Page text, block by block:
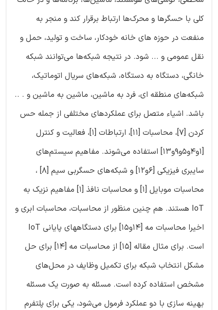
کلی با حسگرها و محرک‌ها ارتباط برقرار کند و منجر به
منفعت در حوزه های خانه خودکار، ساخت و تولید، حمل و
نقل عمومی‌ و ... شود. در نتیجه شبکه‌ها می‌توانند شبکه
خانگی، دستگاه به دستگاه، شبکه‌های سریال اتوماتیک،
شبکه‌های منطقه ای، فرد به ماشین، ماشین به ماشین و . ..
باشد. اشیاء متصل برای عملکردهای مختلفی از جمله حس
کردن [7]، محاسبات [11]، ارتباطات [1]، فعالیت و کنترل
[1و4و5و9و13] استفاده می‌شوند. مفاهیم سیستم‌های
سایبری فیزیکی [6و12] و شبکه‌های حسگربی سیم [8] ،
محاسبات موبایل [1] و محاسبات نافذ [1] مفاهیم نزیک به
IoT هستند. هم چنین منظور از محاسبات، محاسبات ابری و
اخیرا محاسبات مه [14و15] برای دستگاههای پایانی IoT
است. برای مثال مقاله [15] از محاسبات مه [14] برای حل
مشکل انتخاب شبکه برای تکمیل وظایف در محل‌های
مشخص استفاده کرده است. مسئله به صورت یک مسئله
بهینه سازی با دو عملکرد فرمول می‌شود، یکی برای پلتفرم